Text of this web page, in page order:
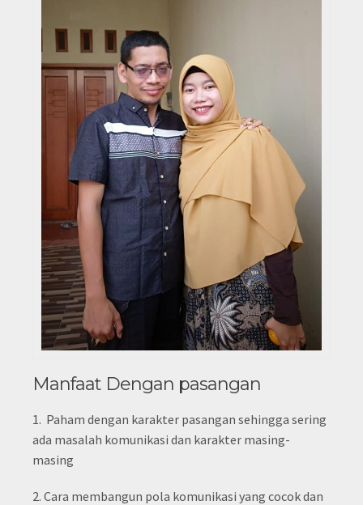
Manfaat Dengan pasangan
1. Paham dengan karakter pasangan sehingga sering
ada masalah komunikasi dan karakter masing-
masing
2. Cara membangun pola komunikasi yang cocok dan